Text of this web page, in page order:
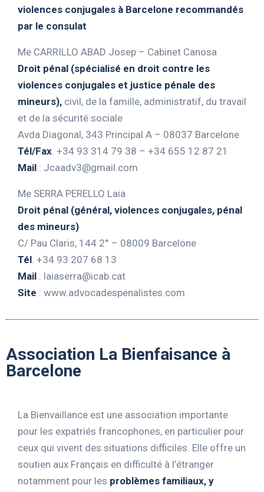
violences conjugales à Barcelone recommandés
par le consulat
Me CARRILLO ABAD Josep – Cabinet Canosa
Droit pénal (spécialisé en droit contre les
violences conjugales et justice pénale des
mineurs), civil, de la famille, administratif, du travail
et de la sécurité sociale
Avda Diagonal, 343 Principal A – 08037 Barcelone
Tél/Fax. +34 93 314 79 38 – +34 655 12 87 21
Mail : Jcaadv3@gmail.com
Me SERRA PERELLO Laia
Droit pénal (général, violences conjugales, pénal
des mineurs)
C/ Pau Claris, 144 2° – 08009 Barcelone
Tél. +34 93 207 68 13
Mail : laiaserra@icab.cat
Site : www.advocadespenalistes.com
Association La Bienfaisance à
Barcelone
La Bienvaillance est une association importante
pour les expatriés francophones, en particulier pour
ceux qui vivent des situations difficiles. Elle offre un
soutien aux Français en difficulté à l’étranger
notamment pour les problèmes familiaux, y